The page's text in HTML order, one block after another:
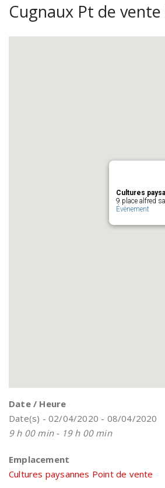
Cugnaux Pt de
Cultures
9 place alfred
Évènement
Date / Heure
Date(s) - 02/04/2020 - 08/04/2020
9 h 00 min - 19 h 00 min
Emplacement
Cultures paysannes Point de vente